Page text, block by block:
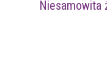
Niesamowita